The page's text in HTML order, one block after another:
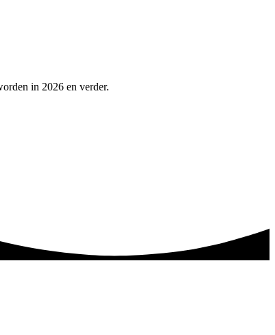
in 2026 en verder.